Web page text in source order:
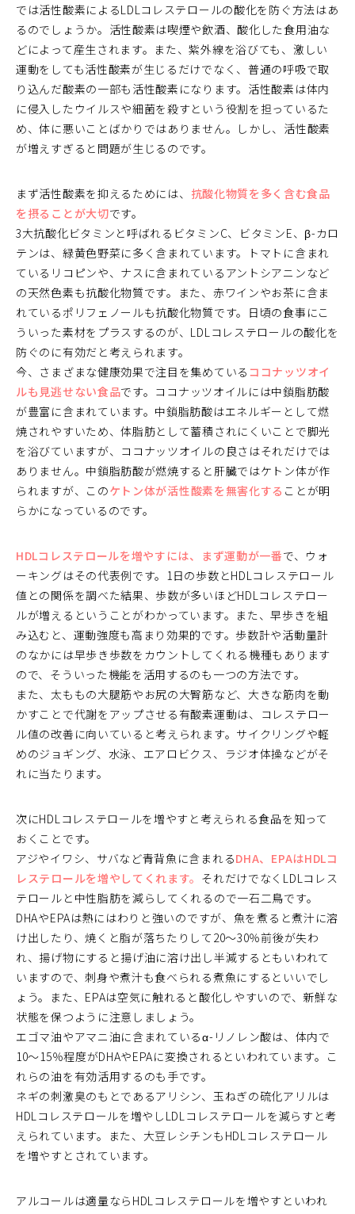
では活性酸素によるLDLコレステロールの酸化を防ぐ方法はあ
るのでしょうか。活性酸素は喫煙や飲酒、酸化した食用油な
どによって産生されます。また、紫外線を浴びても、激しい
運動をしても活性酸素が生じるだけでなく、普通の呼吸で取
り込んだ酸素の一部も活性酸素になります。活性酸素は体内
に侵入したウイルスや細菌を殺すという役割を担っているた
め、体に悪いことばかりではありません。しかし、活性酸素
が増えすぎると問題が生じるのです。
まず活性酸素を抑えるためには、 抗酸化物質を多く含む食品
を摂ることが大切です。
3大抗酸化ビタミンと呼ばれるビタミンC、ビタミンE、β-カロ
テンは、緑黄色野菜に多く含まれています。トマトに含まれ
ているリコピンや、ナスに含まれているアントシアニンなど
の天然色素も抗酸化物質です。また、赤ワインやお茶に含ま
れているポリフェノールも抗酸化物質です。日頃の食事にこ
ういった素材をプラスするのが、LDLコレステロールの酸化を
防ぐのに有効だと考えられます。
今、さまざまな健康効果で注目を集めている ココナッツオイ
ルも見逃せない食品です。ココナッツオイルには中鎖脂肪酸
が豊富に含まれています。中鎖脂肪酸はエネルギーとして燃
焼されやすいため、体脂肪として蓄積されにくいことで脚光
を浴びていますが、ココナッツオイルの良さはそれだけでは
ありません。中鎖脂肪酸が燃焼すると肝臓ではケトン体が作
られますが、このケトン体が活性酸素を無害化する ことが明
らかになっているのです。
HDLコレステロールを増やすには、まず運動が一番で、ウォ
ーキングはその代表例です。1日の歩数とHDLコレステロール
値との関係を調べた結果、歩数が多いほどHDLコレステロー
ルが増えるということがわかっています。また、早歩きを組
み込むと、運動強度も高まり効果的です。歩数計や活動量計
のなかには早歩き歩数をカウントしてくれる機種もあります
ので、そういった機能を活用するのも一つの方法です。
また、太ももの大腿筋やお尻の大臀筋など、大きな筋肉を動
かすことで代謝をアップさせる有酸素運動は、コレステロー
ル値の改善に向いていると考えられます。サイクリングや軽
めのジョギング、水泳、エアロビクス、ラジオ体操などがそ
れに当たります。
次にHDLコレステロールを増やすと考えられる食品を知って
おくことです。
アジやイワシ、サバなど青背魚に含まれるDHA、EPAはHDLコ
レステロールを増やしてくれます。 それだけでなくLDLコレス
テロールと中性脂肪を減らしてくれるので一石二鳥です。
DHAやEPAは熱にはわりと強いのですが、魚を煮ると煮汁に溶
け出したり、焼くと脂が落ちたりして20～30％前後が失わ
れ、揚げ物にすると揚げ油に溶け出し半減するともいわれて
いますので、刺身や煮汁も食べられる煮魚にするといいでし
ょう。また、EPAは空気に触れると酸化しやすいので、新鮮な
状態を保つように注意しましょう。
エゴマ油やアマニ油に含まれているα-リノレン酸は、体内で
10～15％程度がDHAやEPAに変換されるといわれています。こ
れらの油を有効活用するのも手です。
ネギの刺激臭のもとであるアリシン、玉ねぎの硫化アリルは
HDLコレステロールを増やしLDLコレステロールを減らすと考
えられています。また、大豆レシチンもHDLコレステロール
を増やすとされています。
アルコールは適量ならHDLコレステロールを増やすといわれ